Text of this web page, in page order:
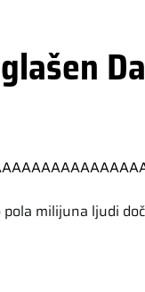
milijuna ljudi